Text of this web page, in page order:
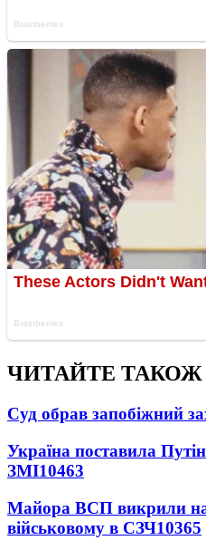
ЧИТАЙТЕ ТАКОЖ
Суд обрав запобіжний
Україна поставила
ЗМІ10463
Майора ВСП викрили
військовому в СЗЧ10365